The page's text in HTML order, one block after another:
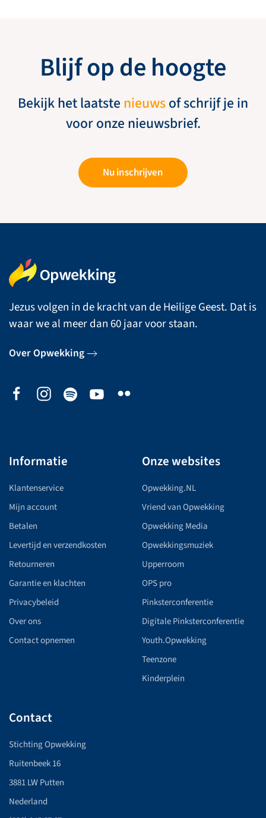
Blijf op de hoogte
Bekijk het laatste nieuwsof schrijf je in
voor onze nieuwsbrief.
Nu inschrijven
Jezus volgen in de kracht van de Heilige Geest. Dat is
waar we al meer dan 60 jaar voor staan.
Over Opwekking
Informatie
Klantenservice
Mijn account
Betalen
Levertijd en verzendkosten
Retourneren
Garantie en klachten
Privacybeleid
Over ons
Contact opnemen
Onze websites
Opwekking.NL
Vriend van Opwekking
Opwekking Media
Opwekkingsmuziek
Upperroom
OPS pro
Pinksterconferentie
Digitale Pinksterconferentie
Youth.Opwekking
Teenzone
Kinderplein
Contact
Stichting Opwekking
Ruitenbeek 16
3881 LW Putten
Nederland